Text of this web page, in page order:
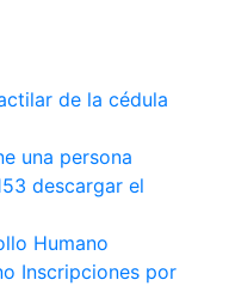
de la cédula
una persona
descargar el
Humano
Inscripciones por